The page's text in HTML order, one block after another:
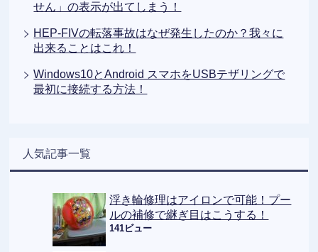
せん」の表示が出てしまう！
HEP-FIVの転落事故はなぜ発生したのか？我々に
出来ることはこれ！
Windows10とAndroid スマホをUSBテザリングで
最初に接続する方法！
人気記事一覧
浮き輪修理はアイロンで可能！プー
ルの補修で継ぎ目はこうする！
141ビュー